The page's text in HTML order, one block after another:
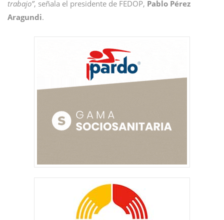
trabajo”, señala el presidente de FEDOP, Pablo Pérez
Aragundi.